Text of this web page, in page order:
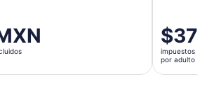
El
precio
es
de
impuestos y
por adulto